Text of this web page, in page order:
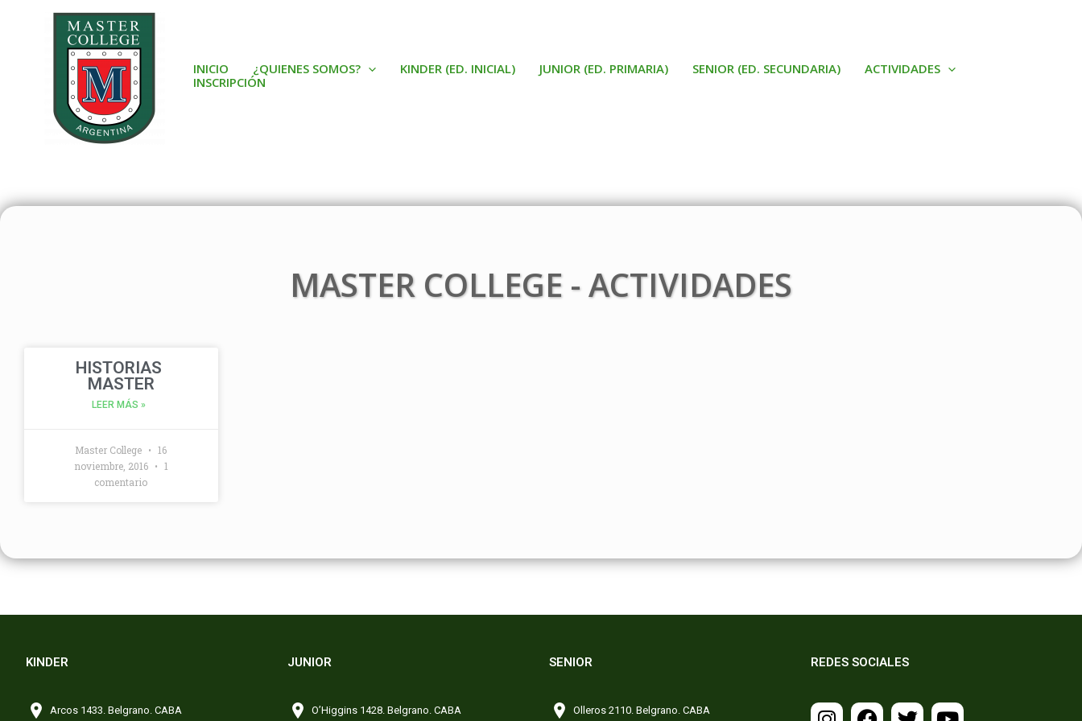
INICIO ¿QUIENES SOMOS? KINDER (ED. INICIAL) JUNIOR (ED. PRIMARIA) SENIOR (ED. SECUNDARIA)
ACTIVIDADES
INSCRIPCIÓN
MASTER COLLEGE - ACTIVIDADES
HISTORIAS
MASTER
LEER MÁS »
Master College
16
noviembre, 2016
1
comentario
KINDER
Arcos 1433. Belgrano. CABA
JUNIOR
O’Higgins 1428. Belgrano. CABA
SENIOR
Olleros 2110. Belgrano. CABA
REDES SOCIALES
I F T Y